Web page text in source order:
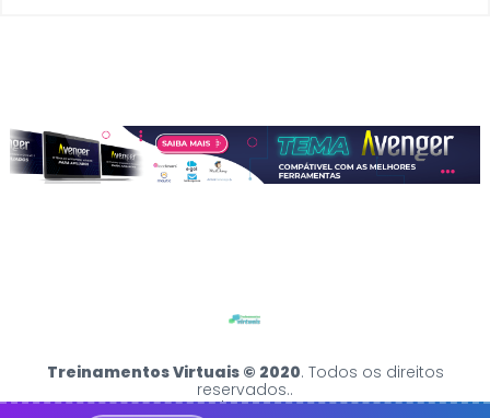
Treinamentos Virtuais © 2020. Todos os direitos
reservados..
Tema WordPressAvenger ®